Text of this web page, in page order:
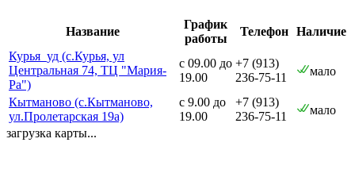
Название
График
работы
Телефон Наличие
Курья_уд (с.Курья, ул
Центральная 74, ТЦ "Мария-
Ра")
с 09.00 до
19.00
+7 (913)
236-75-11
мало
Кытманово (с.Кытманово,
ул.Пролетарская 19а)
с 9.00 до
19.00
+7 (913)
236-75-11
мало
загрузка карты...